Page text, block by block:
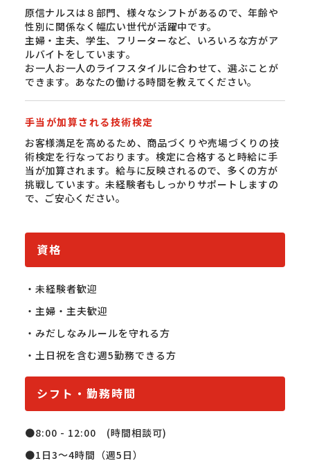
原信ナルスは８部門、様々なシフトがあるので、年齢や
性別に関係なく幅広い世代が活躍中です。
主婦・主夫、学生、フリーターなど、いろいろな方がア
ルバイトをしています。
お一人お一人のライフスタイルに合わせて、選ぶことが
できます。あなたの働ける時間を教えてください。
手当が加算される技術検定
お客様満足を高めるため、商品づくりや売場づくりの技
術検定を行なっております。検定に合格すると時給に手
当が加算されます。給与に反映されるので、多くの方が
挑戦しています。未経験者もしっかりサポートしますの
で、ご安心ください。
資格
・未経験者歓迎
・主婦・主夫歓迎
・みだしなみルールを守れる方
・土日祝を含む週5勤務できる方
シフト・勤務時間
●8:00 - 12:00　(時間相談可)
●1日3～4時間（週5日）